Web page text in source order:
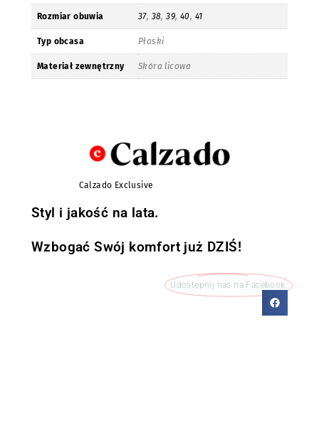
Rozmiar obuwia 37, 38,39, 40, 41
Typ obcasa Płaski
Materiał zewnętrzny Skóra licowa
Calzado Exclusive
Styl i jakość na lata.
Wzbogać Swój komfort już DZIŚ!
Udostępnij nas na Facebook: